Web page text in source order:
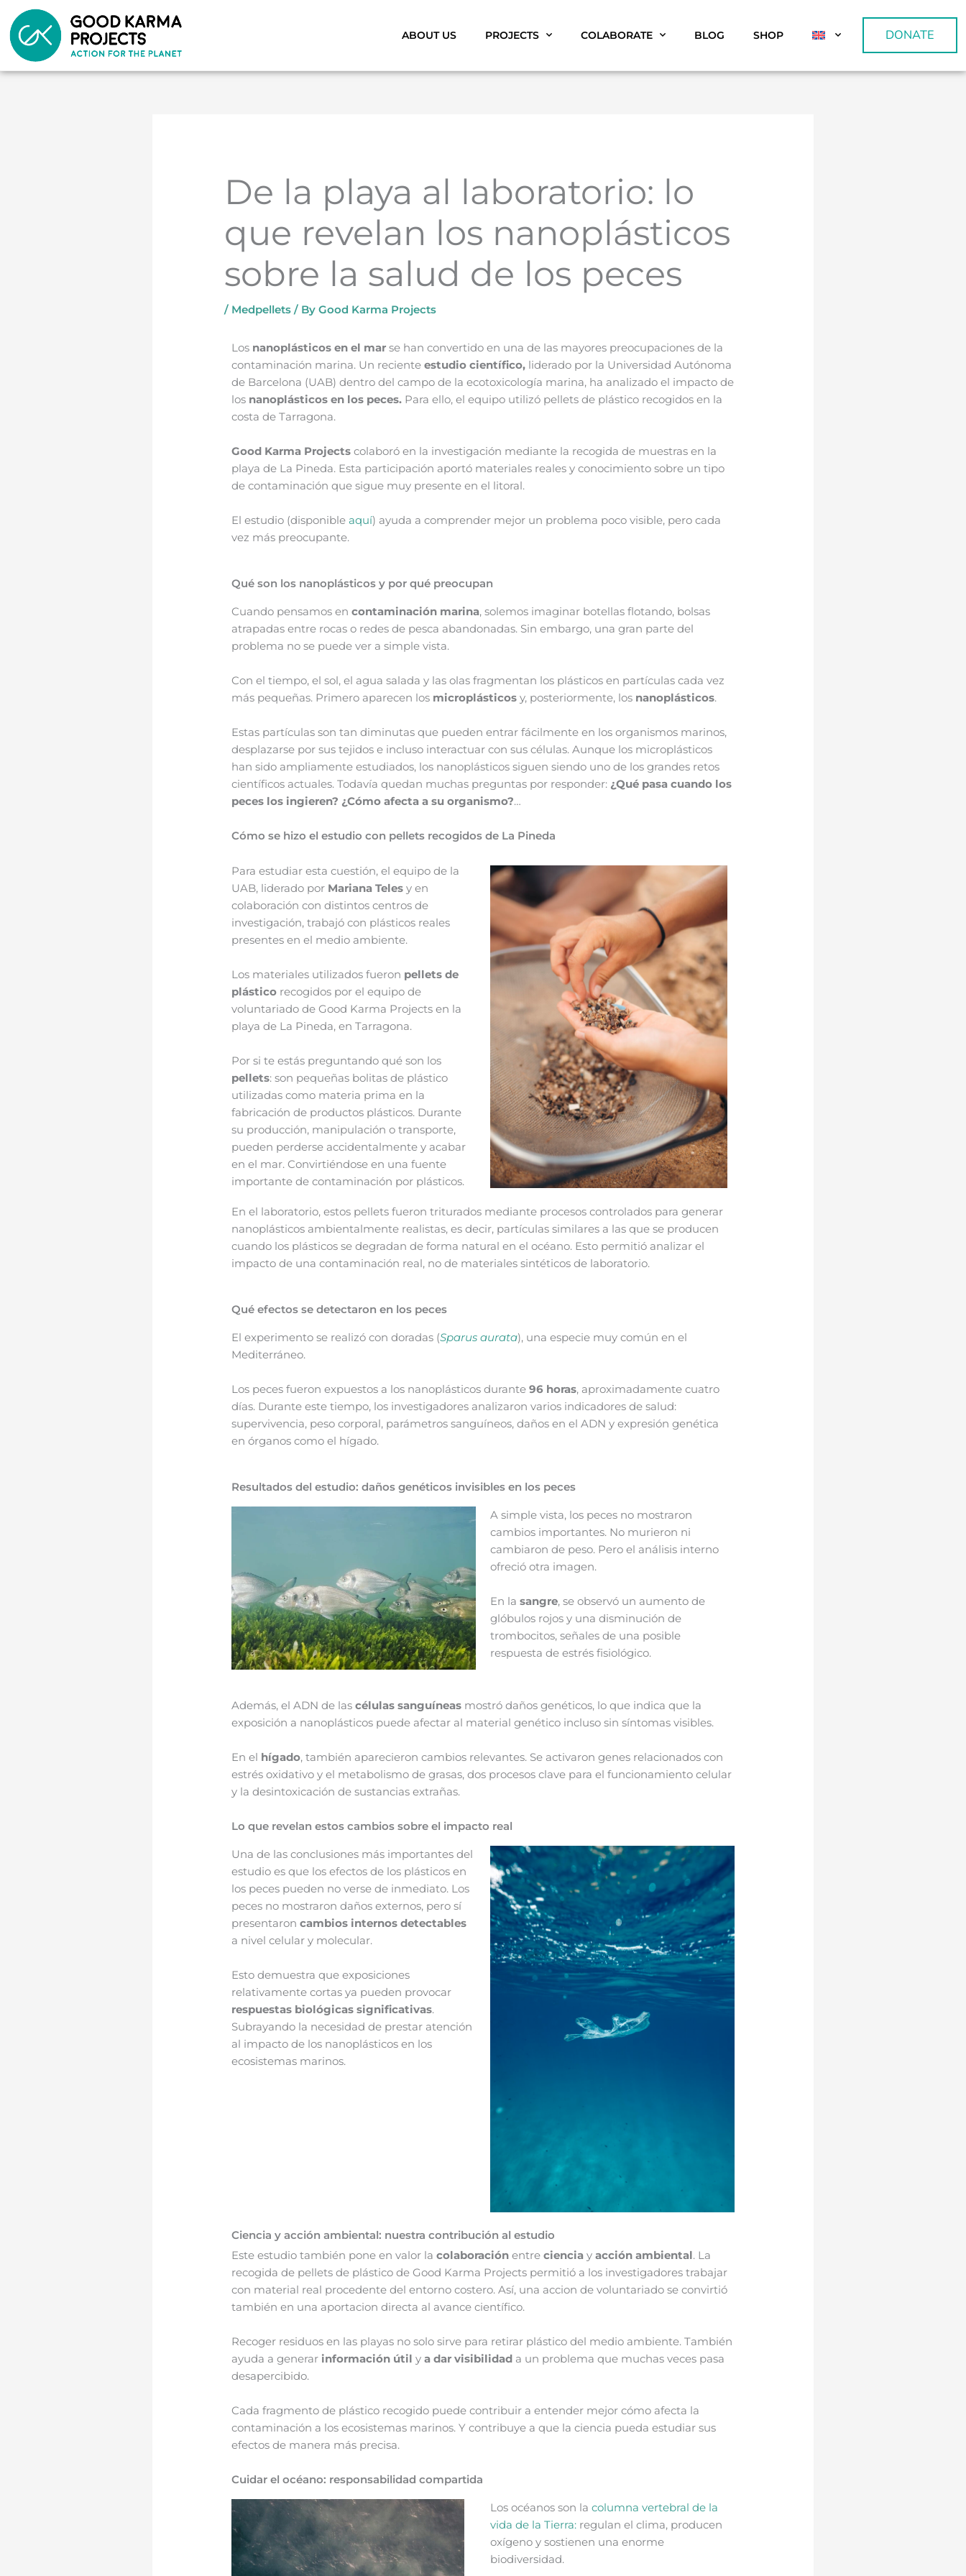
content
ABOUT US PROJECTS COLABORATE BLOG SHOP DONATE
De la playa al laboratorio: lo
que revelan los nanoplásticos
sobre la salud de los peces
/ Medpellets / ByGood Karma Projects
Los nanoplásticos en el mar se han convertido en una de las mayores preocupaciones de la
contaminación marina. Un recienteestudio científico, liderado por la Universidad Autónoma
de Barcelona (UAB) dentro del campo de la ecotoxicología marina, ha analizado el impacto de
los nanoplásticos en los peces. Para ello, el equipo utilizó pellets de plástico recogidos en la
costa de Tarragona.
Good Karma Projects colaboró en la investigación mediante la recogida de muestras en la
playa de La Pineda. Esta participación aportó materiales reales y conocimiento sobre un tipo
de contaminación que sigue muy presente en el litoral.
El estudio (disponibleaquí) ayuda a comprender mejor un problema poco visible, pero cada
vez más preocupante.
Qué son los nanoplásticos y por qué preocupan
Cuando pensamos encontaminación marina, solemos imaginar botellas flotando, bolsas
atrapadas entre rocas o redes de pesca abandonadas. Sin embargo, una gran parte del
problema no se puede ver a simple vista.
Con el tiempo, el sol, el agua salada y las olas fragmentan los plásticos en partículas cada vez
más pequeñas. Primero aparecen los microplásticos y, posteriormente, los nanoplásticos.
Estas partículas son tan diminutas que pueden entrar fácilmente en los organismos marinos,
desplazarse por sus tejidos e incluso interactuar con sus células. Aunque los microplásticos
han sido ampliamente estudiados, los nanoplásticos siguen siendo uno de los grandes retos
científicos actuales. Todavía quedan muchas preguntas por responder: ¿Qué pasa cuando los
peces los ingieren? ¿Cómo afecta a su organismo?…
Cómo se hizo el estudio con pellets recogidos de La Pineda
Para estudiar esta cuestión, el equipo de la
UAB, liderado por Mariana Teles y en
colaboración con distintos centros de
investigación, trabajó con plásticos reales
presentes en el medio ambiente.
Los materiales utilizados fueron pellets de
plástico recogidos por el equipo de
voluntariado de Good Karma Projects en la
playa de La Pineda, en Tarragona.
Por si te estás preguntando qué son los
pellets: son pequeñas bolitas de plástico
utilizadas como materia prima en la
fabricación de productos plásticos. Durante
su producción, manipulación o transporte,
pueden perderse accidentalmente y acabar
en el mar. Convirtiéndose en una fuente
importante de contaminación por plásticos.
En el laboratorio, estos pellets fueron triturados mediante procesos controlados para generar
nanoplásticos ambientalmente realistas, es decir, partículas similares a las que se producen
cuando los plásticos se degradan de forma natural en el océano. Esto permitió analizar el
impacto de una contaminación real, no de materiales sintéticos de laboratorio.
Qué efectos se detectaron en los peces
El experimento se realizó con doradas (Sparus aurata), una especie muy común en el
Mediterráneo.
Los peces fueron expuestos a los nanoplásticos durante96 horas, aproximadamente cuatro
días. Durante este tiempo, los investigadores analizaron varios indicadores de salud:
supervivencia, peso corporal, parámetros sanguíneos, daños en el ADN y expresión genética
en órganos como el hígado.
Resultados del estudio: daños genéticos invisibles en los peces
A simple vista, los peces no mostraron
cambios importantes. No murieron ni
cambiaron de peso. Pero el análisis interno
ofreció otra imagen.
En la sangre, se observó un aumento de
glóbulos rojos y una disminución de
trombocitos, señales de una posible
respuesta de estrés fisiológico.
Además, el ADN de lascélulas sanguíneas mostró daños genéticos, lo que indica que la
exposición a nanoplásticos puede afectar al material genético incluso sin síntomas visibles.
En el hígado, también aparecieron cambios relevantes. Se activaron genes relacionados con
estrés oxidativo y el metabolismo de grasas, dos procesos clave para el funcionamiento celular
y la desintoxicación de sustancias extrañas.
Lo que revelan estos cambios sobre el impacto real
Una de las conclusiones más importantes del
estudio es que los efectos de los plásticos en
los peces pueden no verse de inmediato. Los
peces no mostraron daños externos, pero sí
presentaron cambios internos detectables
a nivel celular y molecular.
Esto demuestra que exposiciones
relativamente cortas ya pueden provocar
respuestas biológicas significativas.
Subrayando la necesidad de prestar atención
al impacto de los nanoplásticos en los
ecosistemas marinos.
Ciencia y acción ambiental: nuestra contribución al estudio
Este estudio también pone en valor lacolaboración entreciencia yacción ambiental. La
recogida de pellets de plástico de Good Karma Projects permitió a los investigadores trabajar
con material real procedente del entorno costero. Así, una accion de voluntariado se convirtió
también en una aportacion directa al avance científico.
Recoger residuos en las playas no solo sirve para retirar plástico del medio ambiente. También
ayuda a generar información útil ya dar visibilidad a un problema que muchas veces pasa
desapercibido.
Cada fragmento de plástico recogido puede contribuir a entender mejor cómo afecta la
contaminación a los ecosistemas marinos. Y contribuye a que la ciencia pueda estudiar sus
efectos de manera más precisa.
Cuidar el océano: responsabilidad compartida
Los océanos son la columna vertebral de la
vida de la Tierra: regulan el clima, producen
oxígeno y sostienen una enorme
biodiversidad.